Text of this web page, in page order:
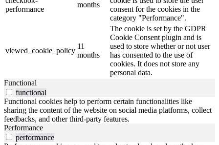
performance
months
consent for the cookies in the
category "Performance".
viewed_cookie_policy
11
months
The cookie is set by the GDPR
Cookie Consent plugin and is
used to store whether or not user
has consented to the use of
cookies. It does not store any
personal data.
Functional
functional
Functional cookies help to perform certain functionalities like
sharing the content of the website on social media platforms, collect
feedbacks, and other third-party features.
Performance
performance